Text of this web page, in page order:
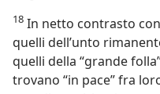
18 In netto contrasto con
quelli dell’unto
quelli della “grande
trovano “in pace” fra